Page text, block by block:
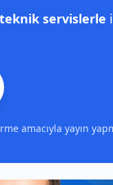
servislerle
amacıyla yayın